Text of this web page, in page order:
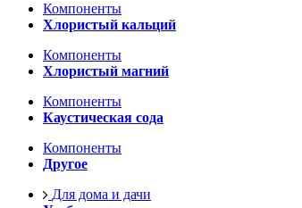
Компоненты
Хлористый кальций
Компоненты
Хлористый магний
Компоненты
Каустическая сода
Компоненты
Другое
Для дома и дачи